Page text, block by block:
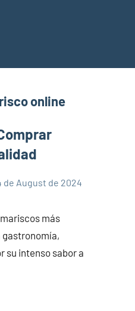
online
de August de 2024
más
gastronomía,
su intenso sabor a